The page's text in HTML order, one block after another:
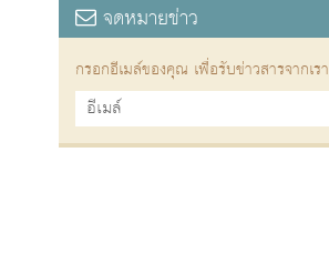
จดหมายข่าว
กรอกอีเมล์ของคุณ เพื่อรับข่าวสารจากเรา